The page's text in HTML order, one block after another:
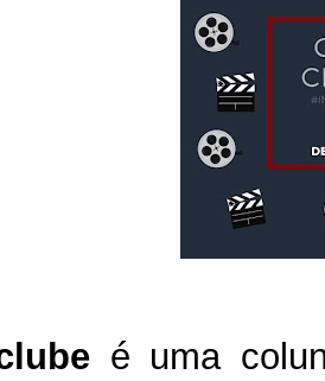
é uma